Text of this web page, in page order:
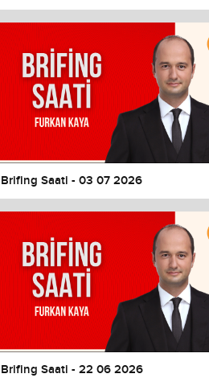
Resetrestore all settings to the default
Close Modal Dialog
End of dialog window.
Brifing Saati - 03 07 2026
Brifing Saati - 22 06 2026